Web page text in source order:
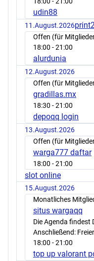
udin88
11.August.2026
Offen (für
18:00 - 21:00
alurdunia
12.August.2026
Offen (für
gradillas.mx
18:30 - 21:00
depoqq login
13.August.2026
Offen (für
warga777 daftar
18:00 - 21:00
slot online
15.August.2026
Monatliches
situs wargaqq
Die Agenda findest
Anschließend:
18:00 - 21:00
top up valorant